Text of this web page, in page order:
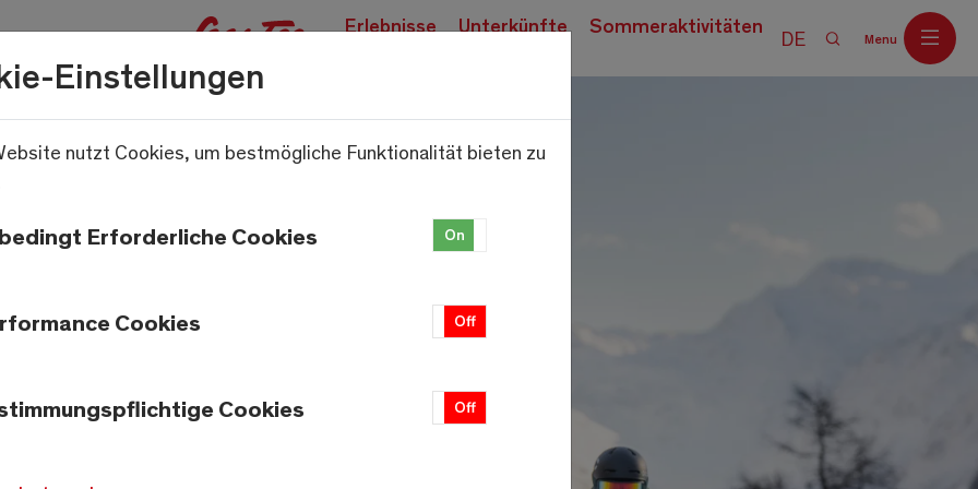
Erlebnisse
Unterkünfte Sommeraktivitäten DE Menu
Einstellungen
nutzt Cookies, um bestmögliche Funktionalität bieten zu
Erforderliche Cookies On
Cookies Off
Cookies Off